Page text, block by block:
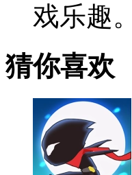
戏乐趣。
猜你喜欢